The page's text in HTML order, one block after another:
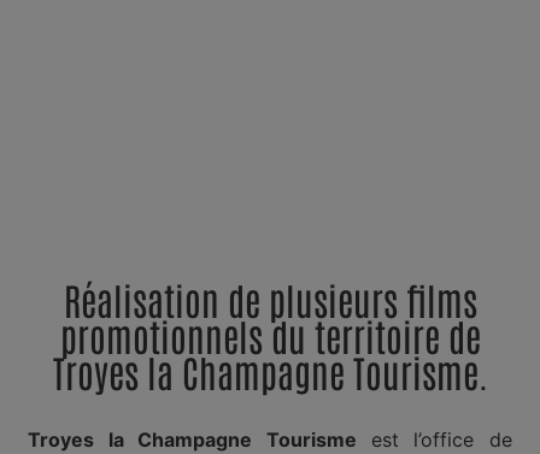
Réalisation de plusieurs films
promotionnels du territoire de
Troyes la Champagne Tourisme.
Troyes la Champagne Tourisme est l’office de